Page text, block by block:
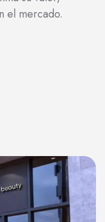
el mercado.